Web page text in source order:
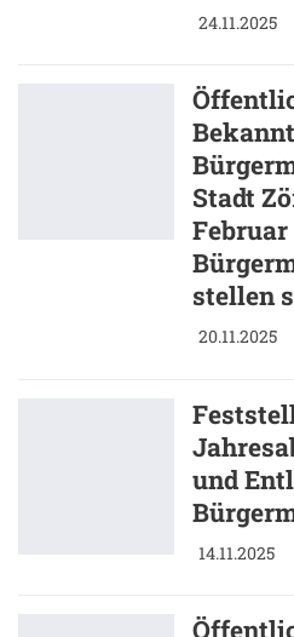
24.11.2025
Stadt
Februar
stellen
20.11.2025
und
14.11.2025